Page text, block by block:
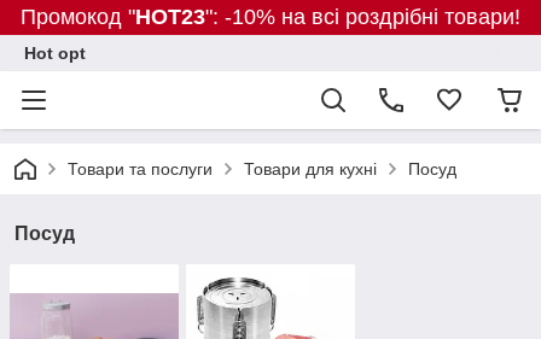
Промокод "HOT23": -10% на всі роздрібні товари!
Hot opt
Товари та послуги Товари для кухні Посуд
Посуд